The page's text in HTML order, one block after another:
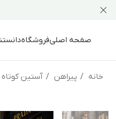
صفحه اصلیفروشگاه
خانه پیراهن آستین کوتاه